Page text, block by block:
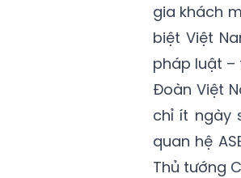
gia khách
biệt Việt
pháp luật –
Đoàn Việt
chỉ ít ngày
quan hệ
Thủ tướng